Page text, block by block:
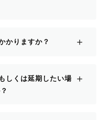
かりますか？ ＋
しくは延期したい場
＋